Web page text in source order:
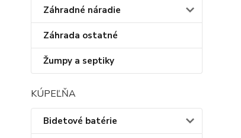
Záhradné náradie
Záhrada ostatné
Žumpy a septiky
KÚPEĽŇA
Bidetové batérie